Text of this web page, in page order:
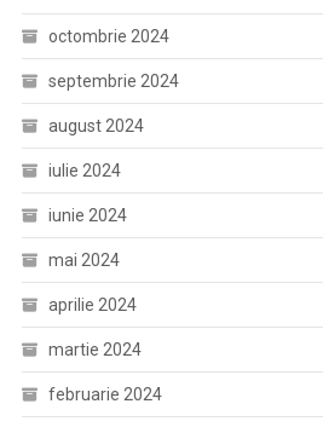
octombrie 2024
septembrie 2024
august 2024
iulie 2024
iunie 2024
mai 2024
aprilie 2024
martie 2024
februarie 2024